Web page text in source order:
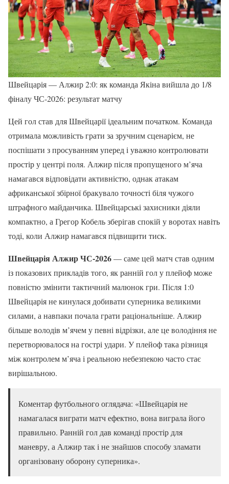
Швейцарія — Алжир 2:0: як команда Якіна вийшла до 1/8
фіналу ЧС-2026: результат матчу
Цей гол став для Швейцарії ідеальним початком. Команда
отримала можливість грати за зручним сценарієм, не
поспішати з просуванням уперед і уважно контролювати
простір у центрі поля. Алжир після пропущеного м’яча
намагався відповідати активністю, однак атакам
африканської збірної бракувало точності біля чужого
штрафного майданчика. Швейцарські захисники діяли
компактно, а Грегор Кобель зберігав спокій у воротах навіть
тоді, коли Алжир намагався підвищити тиск.
Швейцарія Алжир ЧС-2026— саме цей матч став одним
із показових прикладів того, як ранній гол у плейоф може
повністю змінити тактичний малюнок гри. Після 1:0
Швейцарія не кинулася добивати суперника великими
силами, а навпаки почала грати раціональніше. Алжир
більше володів м’ячем у певні відрізки, але це володіння не
перетворювалося на гострі удари. У плейоф така різниця
між контролем м’яча і реальною небезпекою часто стає
вирішальною.
Коментар футбольного оглядача: «Швейцарія не
намагалася виграти матч ефектно, вона виграла його
правильно. Ранній гол дав команді простір для
маневру, а Алжир так і не знайшов способу зламати
організовану оборону суперника».